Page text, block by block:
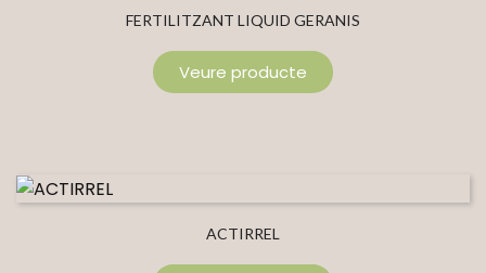
FERTILITZANT LIQUID GERANIS
Veure producte
ACTIRREL